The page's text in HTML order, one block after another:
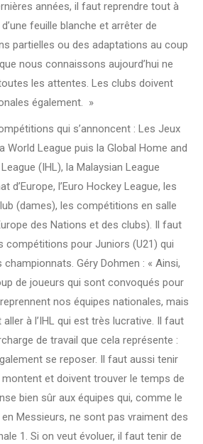
années, il faut reprendre tout à
feuille blanche et arrêter de
partielles ou des adaptations au coup
nous connaissons aujourd’hui ne
les attentes. Les clubs doivent
également. »
qui s’annoncent : Les Jeux
World League puis la Global Home and
(IHL), la Malaysian League
d’Europe, l’Euro Hockey League, les
(dames), les compétitions en salle
des Nations et des clubs). Il faut
compétitions pour Juniors (U21) qui
Géry Dohmen : « Ainsi,
de joueurs qui sont convoqués pour
nos équipes nationales, mais
à l’IHL qui est très lucrative. Il faut
de travail que cela représente :
se reposer. Il faut aussi tenir
et doivent trouver le temps de
bien sûr aux équipes qui, comme le
en Messieurs, ne sont pas vraiment des
1. Si on veut évoluer, il faut tenir de